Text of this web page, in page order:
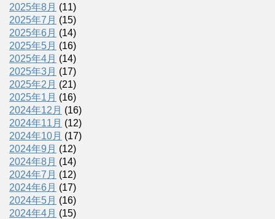
2025年8月 (11)
2025年7月 (15)
2025年6月 (14)
2025年5月 (16)
2025年4月 (14)
2025年3月 (17)
2025年2月 (21)
2025年1月 (16)
2024年12月 (16)
2024年11月 (12)
2024年10月 (17)
2024年9月 (12)
2024年8月 (14)
2024年7月 (12)
2024年6月 (17)
2024年5月 (16)
2024年4月 (15)